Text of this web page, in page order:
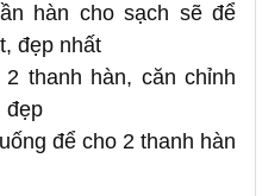
hàn cho sạch sẽ để
đẹp nhất
thanh hàn, căn chỉnh
đẹp
để cho 2 thanh hàn